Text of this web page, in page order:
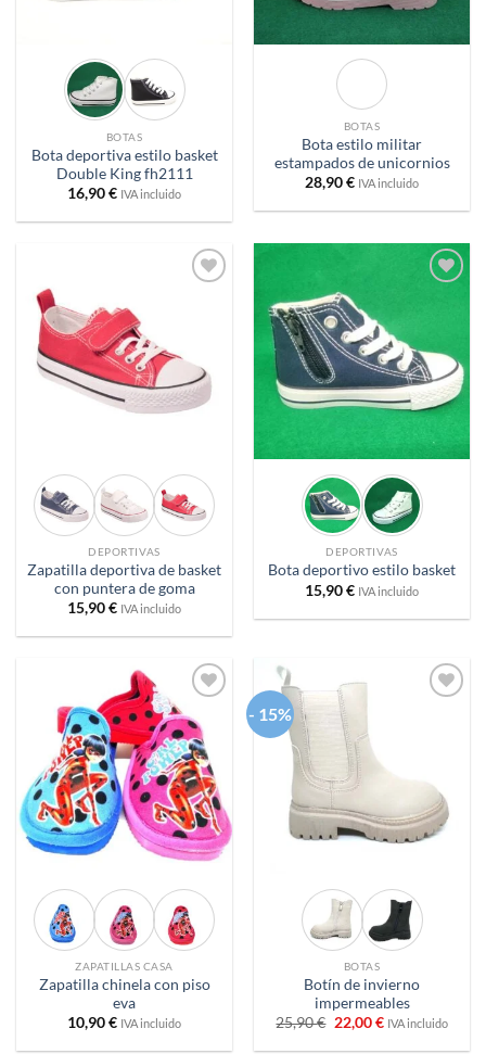
BOTAS
Bota deportiva estilo basket
Double King fh2111
16,90€ IVA incluido
BOTAS
Bota estilo militar
estampados de unicornios
28,90€ IVA incluido
DEPORTIVAS
Zapatilla deportiva de basket
con puntera de goma
15,90€ IVA incluido
DEPORTIVAS
Bota deportivo estilo basket
15,90€ IVA incluido
Añadir
a
deseos
ZAPATILLAS CASA
Zapatilla chinela con piso
eva
10,90€ IVA incluido
- 15%
BOTAS
Botín de invierno
impermeables
25,90€ El
precio
original
22,00€El
actual
IVA incluido